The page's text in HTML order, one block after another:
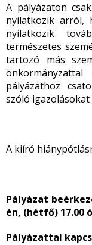
A pályázaton
nyilatkozik arról,
nyilatkozik
természetes
tartozó más
pályázathoz
szóló
A kiíró
Pályázat
én, (hétfő) 17.00
Pályázattal